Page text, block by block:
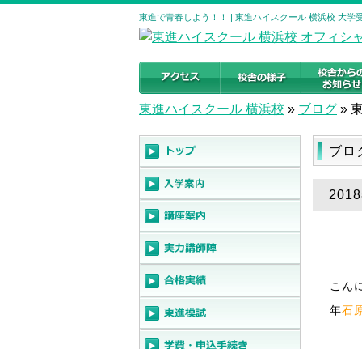
東進で青春しよう！！ | 東進ハイスクール 横浜校 大学
東進ハイスクール 横浜校 » ブログ »
ブロ
こん
年石